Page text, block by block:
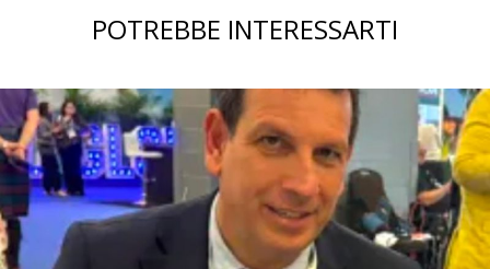
POTREBBE INTERESSARTI